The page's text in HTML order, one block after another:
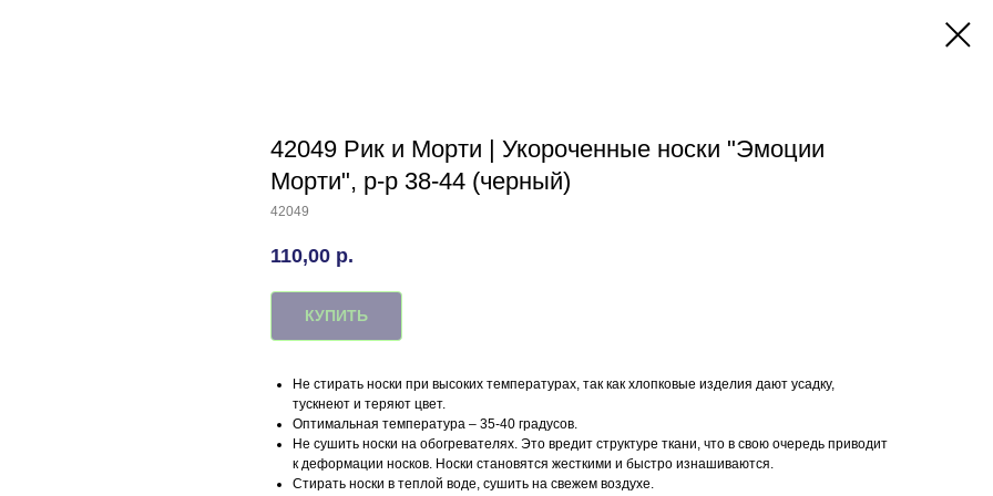
42049 Рик и Морти | Укороченные носки "Эмоции
Морти", р-р 38-44 (черный)
42049
110,00 р.
КУПИТЬ
Не стирать носки при высоких температурах, так как хлопковые изделия дают усадку,
тускнеют и теряют цвет.
Оптимальная температура – 35-40 градусов.
Не сушить носки на обогревателях. Это вредит структуре ткани, что в свою очередь приводит
к деформации носков. Носки становятся жесткими и быстро изнашиваются.
Стирать носки в теплой воде, сушить на свежем воздухе.